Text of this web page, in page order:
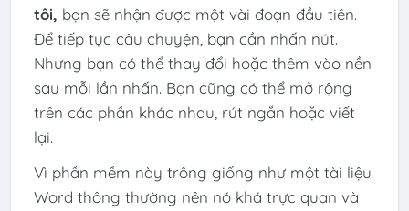
tôi, bạn sẽ nhận được một vài đoạn đầu tiên.
Để tiếp tục câu chuyện, bạn cần nhấn nút.
Nhưng bạn có thể thay đổi hoặc thêm vào nền
sau mỗi lần nhấn. Bạn cũng có thể mở rộng
trên các phần khác nhau, rút ​​ngắn hoặc viết
lại.
Vì phần mềm này trông giống như một tài liệu
Word thông thường nên nó khá trực quan và